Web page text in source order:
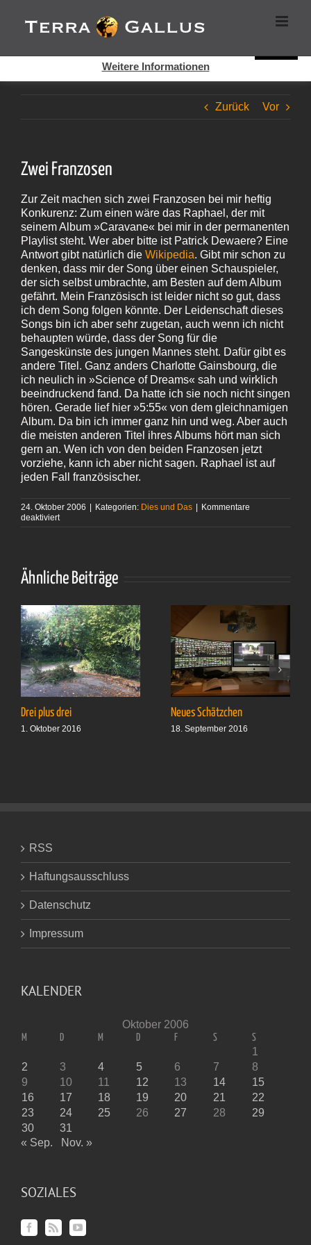
Inhalt
springen
Zurück Vor
Zwei Franzosen
Zur Zeit machen sich zwei Franzosen bei mir heftig
Konkurenz: Zum einen wäre das Raphael, der mit
seinem Album »Caravane« bei mir in der permanenten
Playlist steht. Wer aber bitte ist Patrick Dewaere? Eine
Antwort gibt natürlich die Wikipedia. Gibt mir schon zu
denken, dass mir der Song über einen Schauspieler,
der sich selbst umbrachte, am Besten auf dem Album
gefährt. Mein Französisch ist leider nicht so gut, dass
ich dem Song folgen könnte. Der Leidenschaft dieses
Songs bin ich aber sehr zugetan, auch wenn ich nicht
behaupten würde, dass der Song für die
Sangeskünste des jungen Mannes steht. Dafür gibt es
andere Titel. Ganz anders Charlotte Gainsbourg, die
ich neulich in »Science of Dreams« sah und wirklich
beeindruckend fand. Da hatte ich sie noch nicht singen
hören. Gerade lief hier »5:55« von dem gleichnamigen
Album. Da bin ich immer ganz hin und weg. Aber auch
die meisten anderen Titel ihres Albums hört man sich
gern an. Wen ich von den beiden Franzosen jetzt
vorziehe, kann ich aber nicht sagen. Raphael ist auf
jeden Fall französischer.
24. Oktober 2006 | Kategorien: Dies und Das | Kommentare
deaktiviertfür
Ähnliche Beiträge
Drei plus drei
1. Oktober 2016
Neues Schätzchen
18. September 2016
RSS
Haftungsausschluss
Datenschutz
Impressum
KALENDER
Oktober 2006
M D M D F S S
1
2
3 4 5 6 7
8
9
10 11 12 13 14
15
16
17 18 19 20 21
22
23
24 25 26 27 28
29
30
31
« Sep.
Nov. »
SOZIALES
Cookies helfen auf auf dieser Seite bei der Bereitstellung der
Dienste. Durch die Nutzung dieser Webseite erklären Sie sich
Weitere Informationen